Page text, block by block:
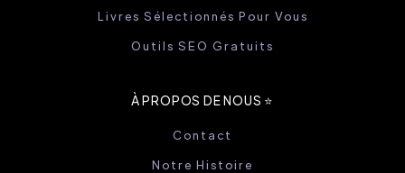
Livres Sélectionnés Pour Vous
Outils SEO Gratuits
À PROPOS DE NOUS ⭐️
Contact
Notre Histoire